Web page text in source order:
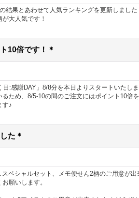
結果とあわせて人気ランキングを更新しました
大人気です！
10倍です！＊
:感謝DAY」8/8分を本日よりスタートいたしま
ため、8/5-10の間のご注文にはポイント10倍
す♪
た＊
ペシャルセット、メモ便せん2柄のご用意が
願いします。